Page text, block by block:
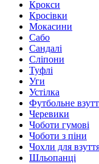
Крокси
Кросівки
Мокасини
Сабо
Сандалі
Сліпони
Туфлі
Уги
Устілка
Футбольне
Черевики
Чоботи гумові
Чоботи з піни
Чохли для
Шльопанці